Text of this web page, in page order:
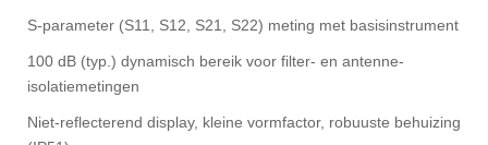
S-parameter (S11, S12, S21, S22) meting met basisinstrument
100 dB (typ.) dynamisch bereik voor filter- en antenne-
isolatiemetingen
Niet-reflecterend display, kleine vormfactor, robuuste behuizing